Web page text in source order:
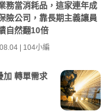
務當消耗品，這家連年成
險公司，靠長期主義讓員
自然翻10倍
| 104小編
加 轉單需求